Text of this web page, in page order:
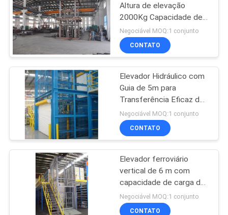
NOTÍCIAS
SOLICITE UM
ORÇAMENTO
MAPA
SITE
POLÍTICA
PRIVACIDADE
Mini Scissor Lift
26
Plataforma de
elevação vertical
37
Altura de elevação
2000Kg Capacidade de
carga Guia Elevador
ferroviário para oficina
de estruturas de aço
Negociável MOQ:1 conjunto
CONTATO
Elevador Hidráulico com
Guia de 5m para
Transferência Eficaz de
Carga, com Capacidade
de Carga de 2000Kg
Negociável MOQ:1 conjunto
CONTATO
Elevador ferroviário
vertical de 6 m com
capacidade de carga de
2000 kg
Negociável MOQ:1 conjunto
CONTATO